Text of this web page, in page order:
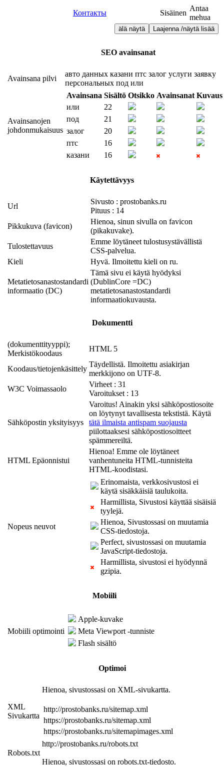
Контакты
Sisäinen
Antaa
mehua
Laajenna /näytä lisää
älä näytä
SEO avainsanat
Avainsana pilvi
авто данных казани птс залог услуги заявку
персональных под или
Avainsanojen
johdonmukaisuus
Avainsana Sisältö Otsikko Avainsanat Kuvaus
или
22
под
21
залог
20
птс
16
казани
16
Käytettävyys
Url
Sivusto : prostobanks.ru
Pituus : 14
Pikkukuva (favicon)
Hienoa, sinun sivulla on favicon
(pikakuvake).
Tulostettavuus
Emme löytäneet tulostusystävällistä
CSS-palvelua.
Kieli
Hyvä. Ilmoitettu kieli on ru.
Metatietosanastostandardi
informaatio (DC)
Tämä sivu ei käytä hyödyksi
(DublinCore =DC)
metatietosanastostandardi
informaatiokuvausta.
Dokumentti
(dokumenttityyppi);
Merkistökoodaus
HTML 5
Koodaus/tietojenkäsittely
Täydellistä. Ilmoitettu asiakirjan
merkkijono on UTF-8.
W3C Voimassaolo
Virheet : 31
Varoitukset : 13
Sähköpostin yksityisyys
Varoitus! Ainakin yksi sähköpostiosoite
on löytynyt tavallisesta tekstistä. Käytä
tätä ilmaista antispam suojausta
piilottaaksesi sähköpostiosoitteet
spämmereiltä.
HTML Epäonnistui
Hienoa! Emme ole löytäneet
vanhentuneita HTML-tunnisteita
HTML-koodistasi.
Nopeus neuvot
Erinomaista, verkkosivustosi ei
käytä sisäkkäisiä taulukoita.
Harmillista, Sivustosi käyttää sisäisiä
tyylejä.
Hienoa, Sivustossasi on muutamia
CSS-tiedostoja.
Perfect, sivustossasi on muutamia
JavaScript-tiedostoja.
Harmillista, sivustosi ei hyödynnä
gzipia.
Mobiili
Mobiili optimointi
Apple-kuvake
Meta Viewport -tunniste
Flash sisältö
Optimoi
XML
Sivukartta
Hienoa, sivustossasi on XML-sivukartta.
http://prostobanks.ru/sitemap.xml
https://prostobanks.ru/sitemap.xml
https://prostobanks.ru/sitemapimages.xml
Robots.txt
http://prostobanks.ru/robots.txt
Hienoa, sivustossasi on robots.txt-tiedosto.